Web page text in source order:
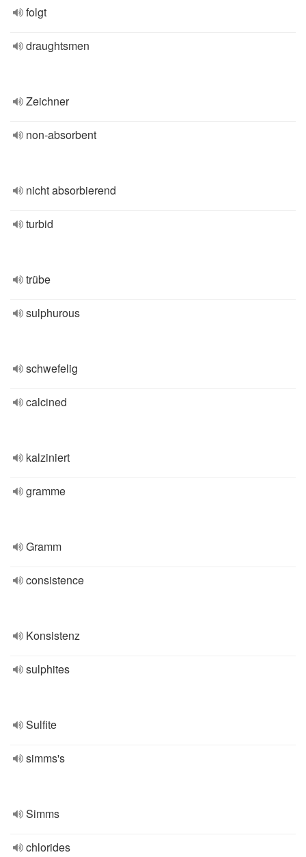
folgt
draughtsmen
Zeichner
non-absorbent
nicht absorbierend
turbid
trübe
sulphurous
schwefelig
calcined
kalziniert
gramme
Gramm
consistence
Konsistenz
sulphites
Sulfite
simms's
Simms
chlorides